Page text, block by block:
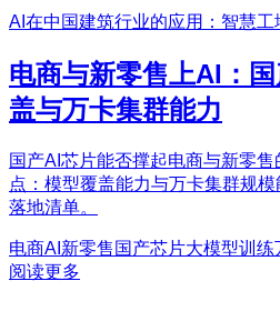
AI在中国建筑行业的应用：智慧工
电商与新零售上AI：
盖与万卡集群能力
国产AI芯片能否撑起电商与新零
点：模型覆盖能力与万卡集群规
落地清单。
电商AI 新零售 国产芯片大模型训练
阅读更多